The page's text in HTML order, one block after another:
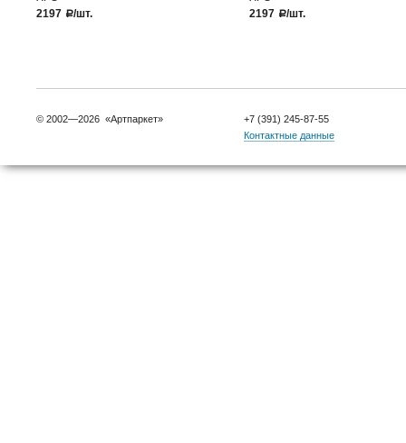
2197
a/шт.
2197
a/шт.
© 2002—2026 «Артпаркет»
+7 (391) 245-87-55
Контактные данные